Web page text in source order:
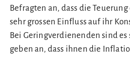
Befragten an, dass die
sehr grossen Einfluss auf ihr
Bei Geringverdienenden sind es
geben an, dass ihnen die